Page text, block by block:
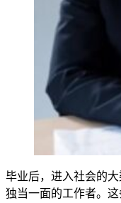
毕业后，进入社会的
独当一面的工作者。